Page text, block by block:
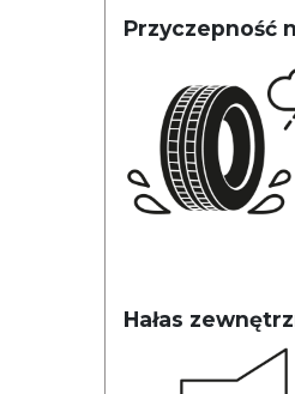
Przyczepność
Hałas